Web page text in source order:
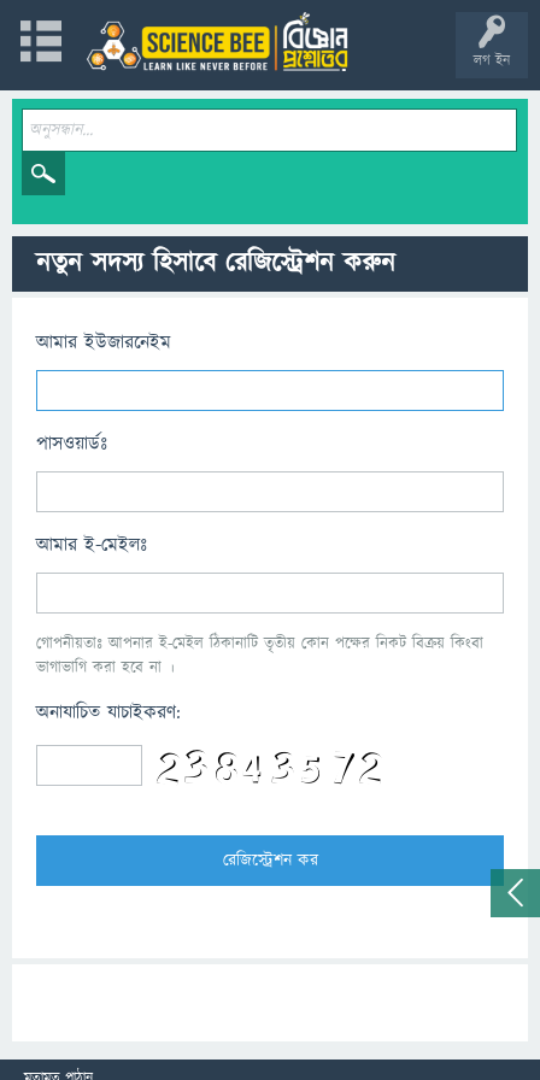
লগ ইন
নতুন সদস্য হিসাবে রেজিস্ট্রেশন করুন
আমার ইউজারনেইম
পাসওয়ার্ডঃ
আমার ই-মেইলঃ
গোপনীয়তাঃ আপনার ই-মেইল ঠিকানাটি তৃতীয় কোন পক্ষের নিকট বিক্রয় কিংবা
ভাগাভাগি করা হবে না ।
অনাযাচিত যাচাইকরণ: